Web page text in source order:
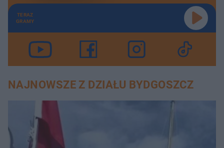
TERAZ
GRAMY
NAJNOWSZE Z DZIAŁU BYDGOSZCZ